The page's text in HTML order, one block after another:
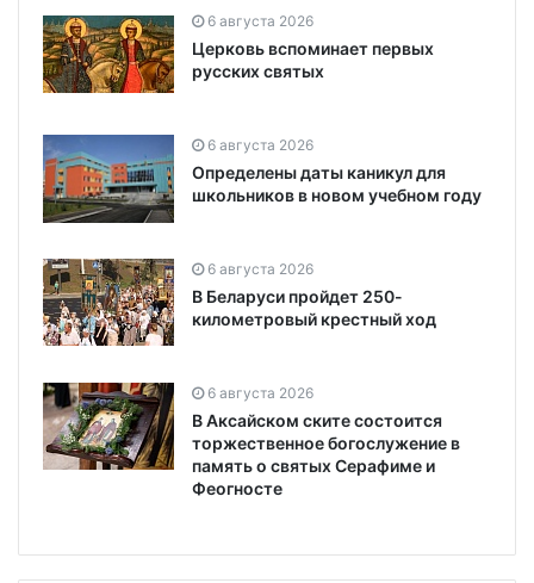
6 августа 2026
Церковь вспоминает первых
русских святых
6 августа 2026
Определены даты каникул для
школьников в новом учебном году
6 августа 2026
В Беларуси пройдет 250-
километровый крестный ход
6 августа 2026
В Аксайском ските состоится
торжественное богослужение в
память о святых Серафиме и
Феогносте